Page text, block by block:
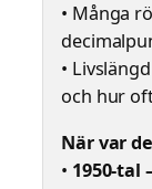
• Många
•
och hur
När var
• 1950-tal